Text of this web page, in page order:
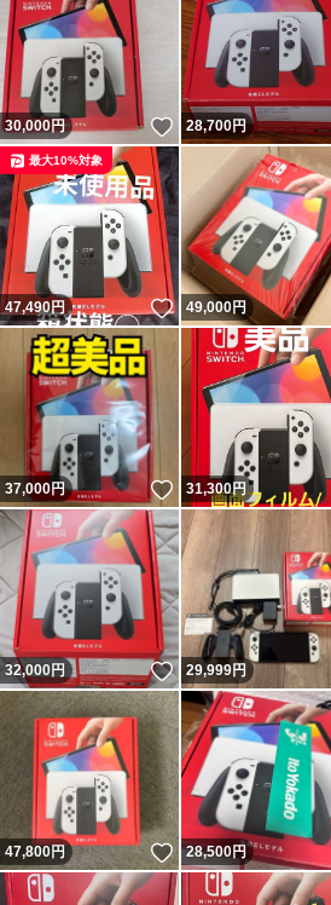
30,000円 いいね！
28,700円
47,490円 いいね！
最大10%対象
49,000円
37,000円 いいね！
31,300円
32,000円 いいね！
29,999円
47,800円 いいね！
28,500円